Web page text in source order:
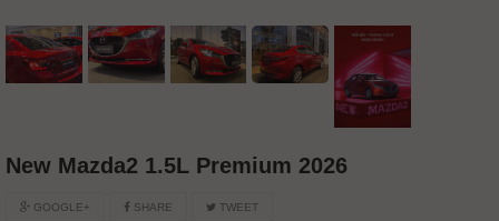
New Mazda2 1.5L Premium 2026
GOOGLE+ SHARE TWEET